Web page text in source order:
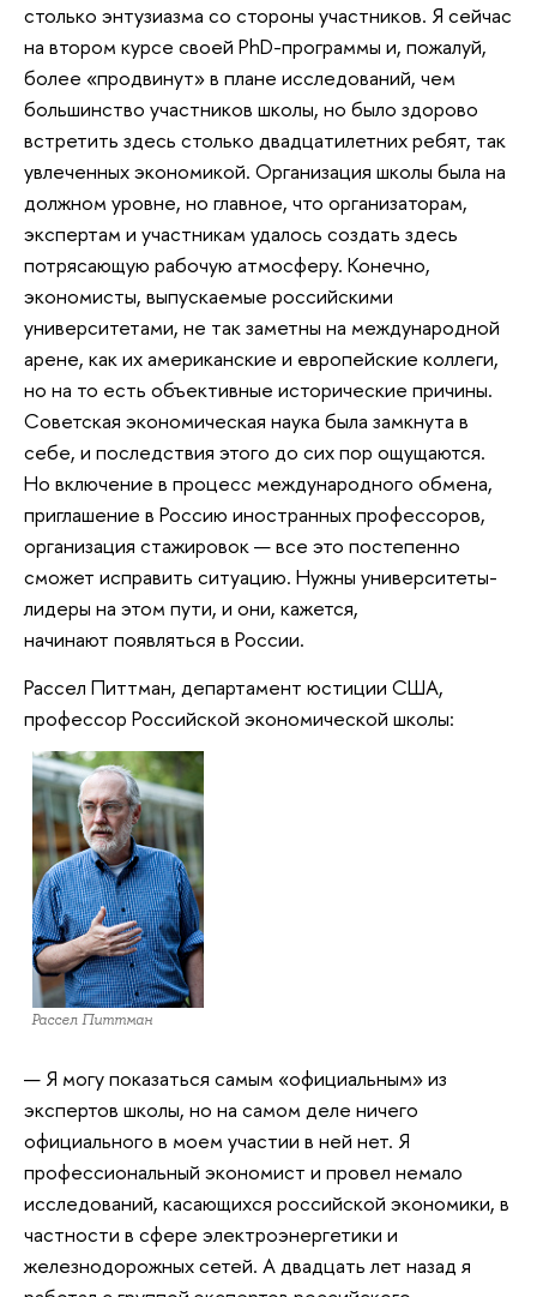
столько энтузиазма со стороны участников. Я сейчас
на втором курсе своей PhD-программы и, пожалуй,
более «продвинут» в плане исследований, чем
большинство участников школы, но было здорово
встретить здесь столько двадцатилетних ребят, так
увлеченных экономикой. Организация школы была на
должном уровне, но главное, что организаторам,
экспертам и участникам удалось создать здесь
потрясающую рабочую атмосферу. Конечно,
экономисты, выпускаемые российскими
университетами, не так заметны на международной
арене, как их американские и европейские коллеги,
но на то есть объективные исторические причины.
Советская экономическая наука была замкнута в
себе, и последствия этого до сих пор ощущаются.
Но включение в процесс международного обмена,
приглашение в Россию иностранных профессоров,
организация стажировок — все это постепенно
сможет исправить ситуацию. Нужны университеты-
лидеры на этом пути, и они, кажется,
начинают появляться в России.
Рассел Питтман, департамент юстиции США,
профессор Российской экономической школы:
Рассел Питтман
— Я могу показаться самым «официальным» из
экспертов школы, но на самом деле ничего
официального в моем участии в ней нет. Я
профессиональный экономист и провел немало
исследований, касающихся российской экономики, в
частности в сфере электроэнергетики и
железнодорожных сетей. А двадцать лет назад я